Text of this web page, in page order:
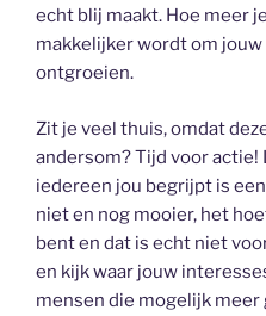
echt blij maakt. Hoe meer
makkelijker wordt om
ontgroeien.
Zit je veel thuis, omdat
andersom? Tijd voor
iedereen jou begrijpt is
niet en nog mooier, het
bent en dat is echt niet
en kijk waar jouw
mensen die mogelijk